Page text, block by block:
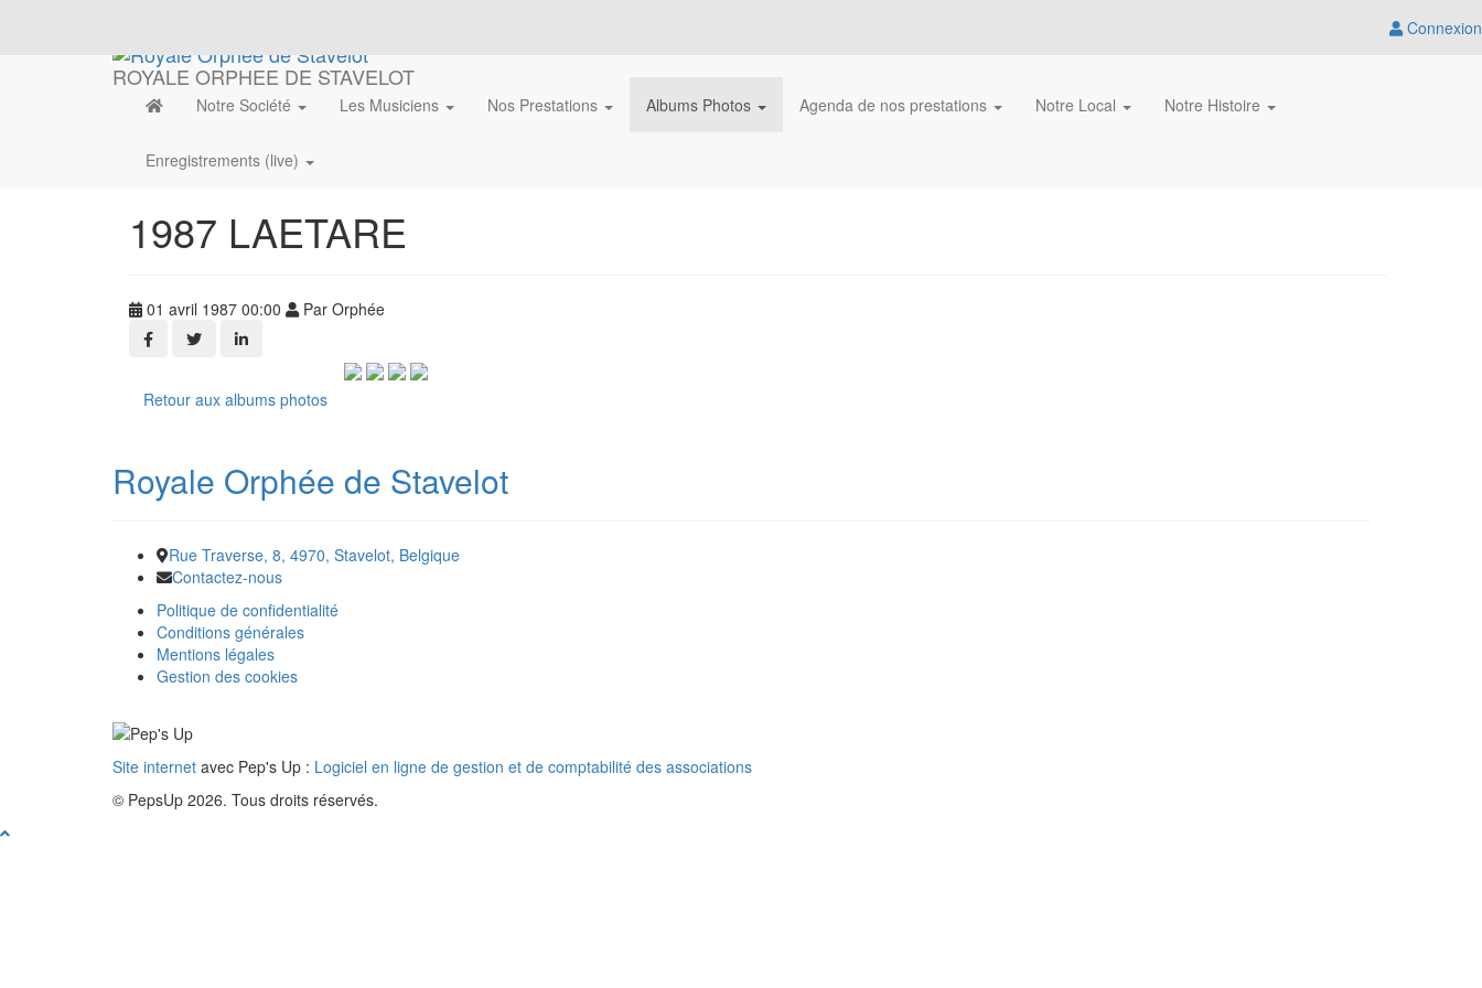
Connexion
ROYALE ORPHEE DE STAVELOT
Notre Société Les Musiciens Nos Prestations Albums Photos Agenda de nos prestations Notre Local Notre Histoire
Enregistrements (live)
1987 LAETARE
01 avril 1987 00:00 Par Orphée
Retour aux albums photos
Royale Orphée de Stavelot
Rue Traverse, 8, 4970, Stavelot, Belgique
Contactez-nous
Politique de confidentialité
Conditions générales
Mentions légales
Gestion des cookies
Site internet avec Pep's Up : Logiciel en ligne de gestion et de comptabilité des associations
© PepsUp 2026. Tous droits réservés.